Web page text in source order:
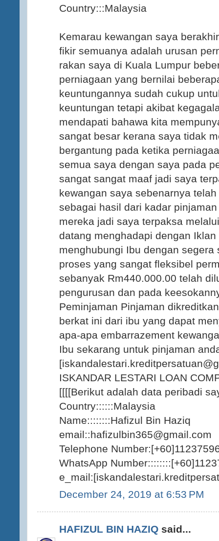
Country:::Malaysia
Kemarau kewangan saya
fikir semuanya adalah urusan
rakan saya di Kuala Lumpur
perniagaan yang bernilai
keuntungannya sudah cukup
keuntungan tetapi akibat
mendapati bahawa kita
sangat besar kerana saya tidak
bergantung pada ketika
semua saya dengan saya pada
sangat sangat maaf jadi saya
kewangan saya sebenarnya
sebagai hasil dari kadar
mereka jadi saya terpaksa
datang menghadapi dengan
menghubungi Ibu dengan
proses yang sangat fleksibel
sebanyak Rm440.000.00 telah
pengurusan dan pada
Peminjaman Pinjaman
berkat ini dari ibu yang dapat
apa-apa embarrazement
Ibu sekarang untuk pinjaman
ISKANDAR LESTARI LOAN
[[[[Berikut adalah data peribadi
Country::::::Malaysia
Name::::::::Hafizul Bin Haziq
email::hafizulbin365@gmail.com
Telephone
WhatsApp
December 24, 2019 at 6:53 PM
HAFIZUL BIN HAZIQ said...